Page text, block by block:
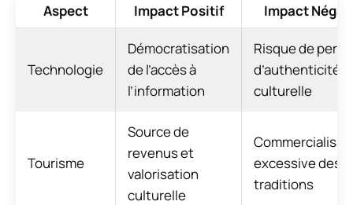
Aspect Impact Positif Impact
Technologie
Démocratisation
de l’accès à
l’information
Risque de perte
d’authenticité
culturelle
Tourisme
Source de
revenus et
valorisation
culturelle
excessive des
traditions